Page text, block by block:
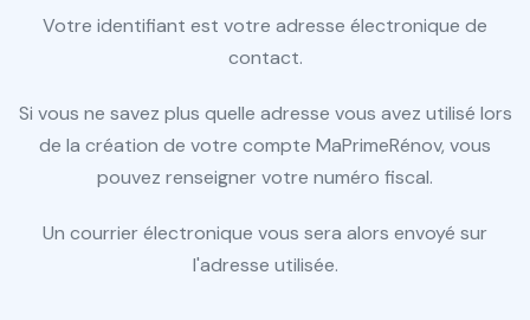
Votre identifiant est votre adresse électronique de
contact.
Si vous ne savez plus quelle adresse vous avez utilisé lors
de la création de votre compte MaPrimeRénov, vous
pouvez renseigner votre numéro fiscal.
Un courrier électronique vous sera alors envoyé sur
l'adresse utilisée.